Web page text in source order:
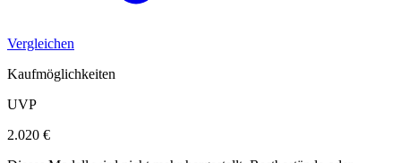
Vergleichen
Kaufmöglichkeiten
UVP
2.020 €